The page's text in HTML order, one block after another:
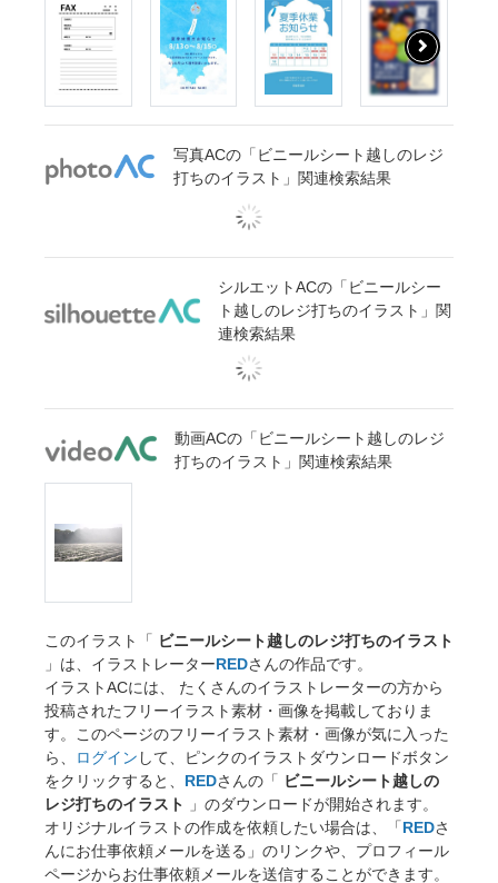
写真ACの「ビニールシート越しのレジ
打ちのイラスト」関連検索結果
シルエットACの「ビニールシー
ト越しのレジ打ちのイラスト」関
連検索結果
動画ACの「ビニールシート越しのレジ
打ちのイラスト」関連検索結果
このイラスト「 ビニールシート越しのレジ打ちのイラスト
」は、イラストレーターREDさんの作品です。
イラストACには、 たくさんのイラストレーターの方から
投稿されたフリーイラスト素材・画像を掲載しておりま
す。このページのフリーイラスト素材・画像が気に入った
ら、
ログイン して、ピンクのイラストダウンロードボタン
をクリックすると、 REDさんの「 ビニールシート越しの
レジ打ちのイラスト
」のダウンロードが開始されます。
オリジナルイラストの作成を依頼したい場合は、「REDさ
んにお仕事依頼メールを送る」のリンクや、プロフィール
ページからお仕事依頼メールを送信することができます。